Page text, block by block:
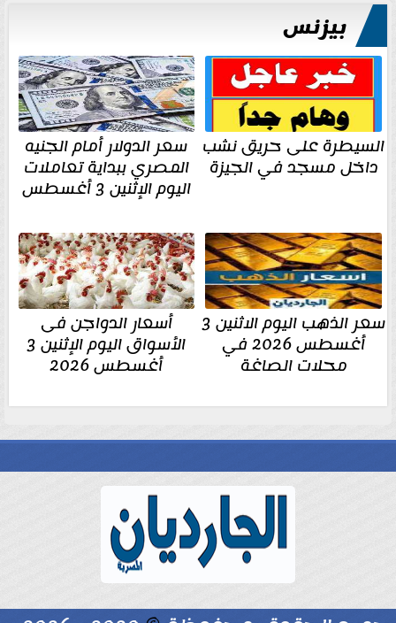
بيزنس
السيطرة على حريق نشب
داخل مسجد في الجيزة
سعر الدولار أمام الجنيه
المصري ببداية تعاملات
اليوم الإثنين 3 أغسطس
سعر الذهب اليوم الاثنين 3
أغسطس 2026 في
محلات الصاغة
أسعار الدواجن فى
الأسواق اليوم الإثنين 3
أغسطس 2026